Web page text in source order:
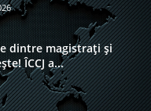
dintre magistrați și
ÎCCJ a...